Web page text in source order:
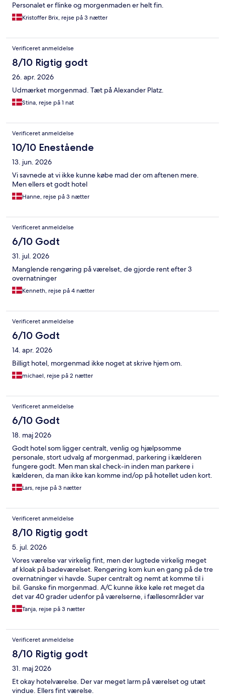
Personalet er flinke og morgenmaden er helt fin.
Kristoffer Brix, rejse på 3 nætter
Verificeret anmeldelse
8/10 Rigtig godt
26. apr. 2026
Udmærket morgenmad. Tæt på Alexander Platz.
Stina, rejse på 1 nat
Verificeret anmeldelse
10/10 Enestående
13. jun. 2026
Vi savnede at vi ikke kunne købe mad der om aftenen mere.
Men ellers et godt hotel
Hanne, rejse på 3 nætter
Verificeret anmeldelse
6/10 Godt
31. jul. 2026
Manglende rengøring på værelset, de gjorde rent efter 3
overnatninger
Kenneth, rejse på 4 nætter
Verificeret anmeldelse
6/10 Godt
14. apr. 2026
Billigt hotel, morgenmad ikke noget at skrive hjem om.
michael, rejse på 2 nætter
Verificeret anmeldelse
6/10 Godt
18. maj 2026
Godt hotel som ligger centralt, venlig og hjælpsomme
personale, stort udvalg af morgenmad, parkering i kælderen
fungere godt. Men man skal check-in inden man parkere i
kælderen, da man ikke kan komme ind/op på hotellet uden kort.
Lars, rejse på 3 nætter
Verificeret anmeldelse
8/10 Rigtig godt
5. jul. 2026
Vores værelse var virkelig fint, men der lugtede virkelig meget
af kloak på badeværelset. Rengøring kom kun en gang på de tre
overnatninger vi havde. Super centralt og nemt at komme til i
bil. Ganske fin morgenmad. A/C kunne ikke køle ret meget da
det var 40 grader udenfor på værelserne, i fællesområder var
der fint køligt. Kunne sagtens bor der en anden gang.
Tanja, rejse på 3 nætter
Verificeret anmeldelse
8/10 Rigtig godt
31. maj 2026
Et okay hotelværelse. Der var meget larm på værelset og utæt
vindue. Ellers fint værelse.